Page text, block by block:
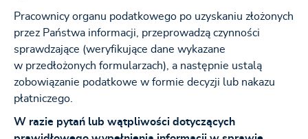
Pracownicy organu podatkowego po uzyskaniu złożonych
przez Państwa informacji, przeprowadzą czynności
sprawdzające (weryfikujące dane wykazane
w przedłożonych formularzach), a następnie ustalą
zobowiązanie podatkowe w formie decyzji lub nakazu
płatniczego.
W razie pytań lub wątpliwości dotyczących